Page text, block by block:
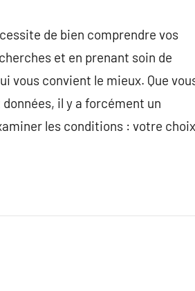
de bien comprendre vos
et en prenant soin de
vous convient le mieux. Que
il y a forcément un
les conditions : votre choix